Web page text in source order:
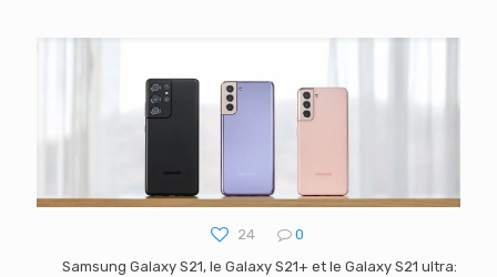
24
0
Samsung Galaxy S21, le Galaxy S21+ et le Galaxy S21 ultra: